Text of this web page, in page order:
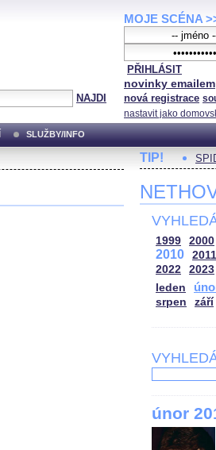
NAJDI
MOJE SCÉNA
PŘIHLÁSIT
novinky emailem
nová registrace
nastavit jako
SLUŽBY/INFO
TIP!
1999 2000
2010 2011
2022
2023
leden
srpen
září
únor